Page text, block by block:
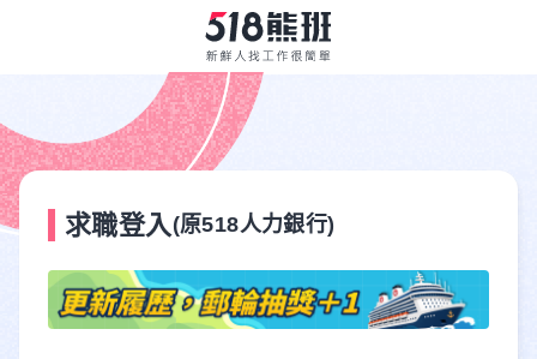
求職登入 (原518人力銀行)